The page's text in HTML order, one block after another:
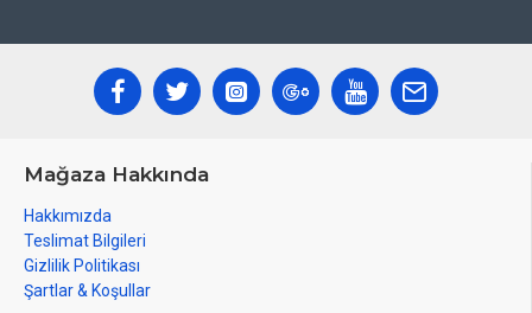
Mağaza Hakkında
Hakkımızda
Teslimat Bilgileri
Gizlilik Politikası
Şartlar & Koşullar